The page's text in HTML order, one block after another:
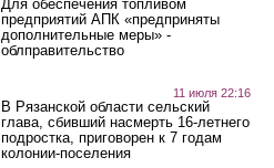
Для обеспечения топливом
предприятий АПК «предприняты
дополнительные меры» -
облправительство
11 июля 22:16
В Рязанской области сельский
глава, сбивший насмерть 16-летнего
подростка, приговорен к 7 годам
колонии-поселения